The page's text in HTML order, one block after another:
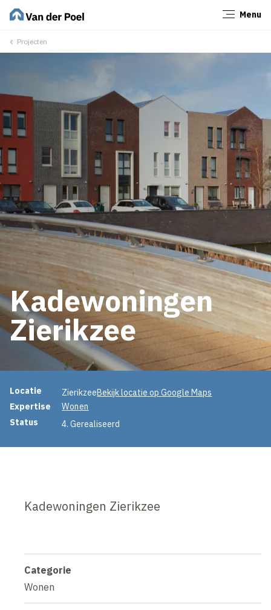
Menu
Projecten
Kadewoningen
Zierikzee
Projectinformatie
Locatie ZierikzeeBekijk locatie op Google Maps
Expertise
Wonen
Status
4. Gerealiseerd
Kadewoningen Zierikzee
Categorie
Wonen
Sluiten